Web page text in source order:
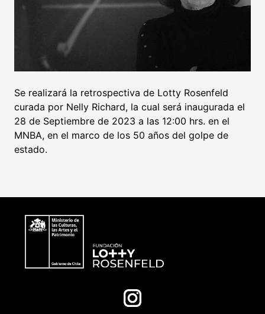
Se realizará la retrospectiva de Lotty Rosenfeld
curada por Nelly Richard, la cual será inaugurada el
28 de Septiembre de 2023 a las 12:00 hrs. en el
MNBA, en el marco de los 50 años del golpe de
estado.